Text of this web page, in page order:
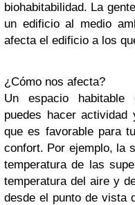
biohabitabilidad. La
un edificio al medio
afecta el edificio a los
¿Cómo nos afecta?
Un espacio habitable
puedes hacer
que es favorable para
confort. Por ejemplo, la
temperatura de las
temperatura del aire y
desde el punto de vista